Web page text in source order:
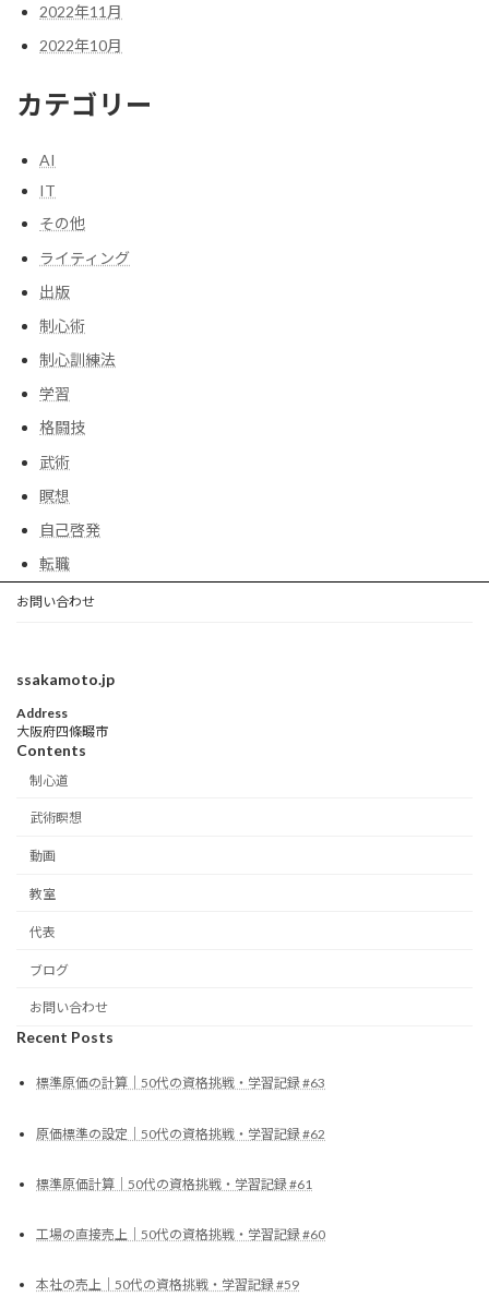
2022年11月
2022年10月
カテゴリー
AI
IT
その他
ライティング
出版
制心術
制心訓練法
学習
格闘技
武術
瞑想
自己啓発
転職
お問い合わせ
ssakamoto.jp
Address
大阪府四條畷市
Contents
制心道
武術瞑想
動画
教室
代表
ブログ
お問い合わせ
Recent Posts
標準原価の計算｜50代の資格挑戦・学習記録 #63
原価標準の設定｜50代の資格挑戦・学習記録 #62
標準原価計算｜50代の資格挑戦・学習記録 #61
工場の直接売上｜50代の資格挑戦・学習記録 #60
本社の売上｜50代の資格挑戦・学習記録 #59